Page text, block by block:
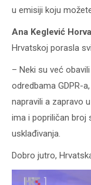
u emisiji koju
Ana Keglević
Hrvatskoj porasla
– Neki su već
odredbama GDPR-
napravili a zapravo
ima i popriličan broj
usklađivanja.
Dobro jutro,